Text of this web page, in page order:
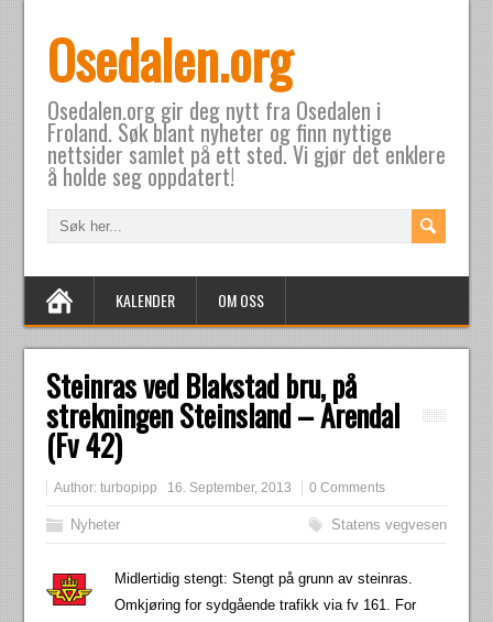
Osedalen.org
Osedalen.org gir deg nytt fra Osedalen i
Froland. Søk blant nyheter og finn nyttige
nettsider samlet på ett sted. Vi gjør det enklere
å holde seg oppdatert!
KALENDER OM OSS
Steinras ved Blakstad bru, på
strekningen Steinsland – Arendal
(Fv 42)
Author:turbopipp 16. September, 2013 0 Comments
Nyheter Statens vegvesen
Midlertidig stengt: Stengt på grunn av steinras.
Omkjøring for sydgående trafikk via fv 161. For